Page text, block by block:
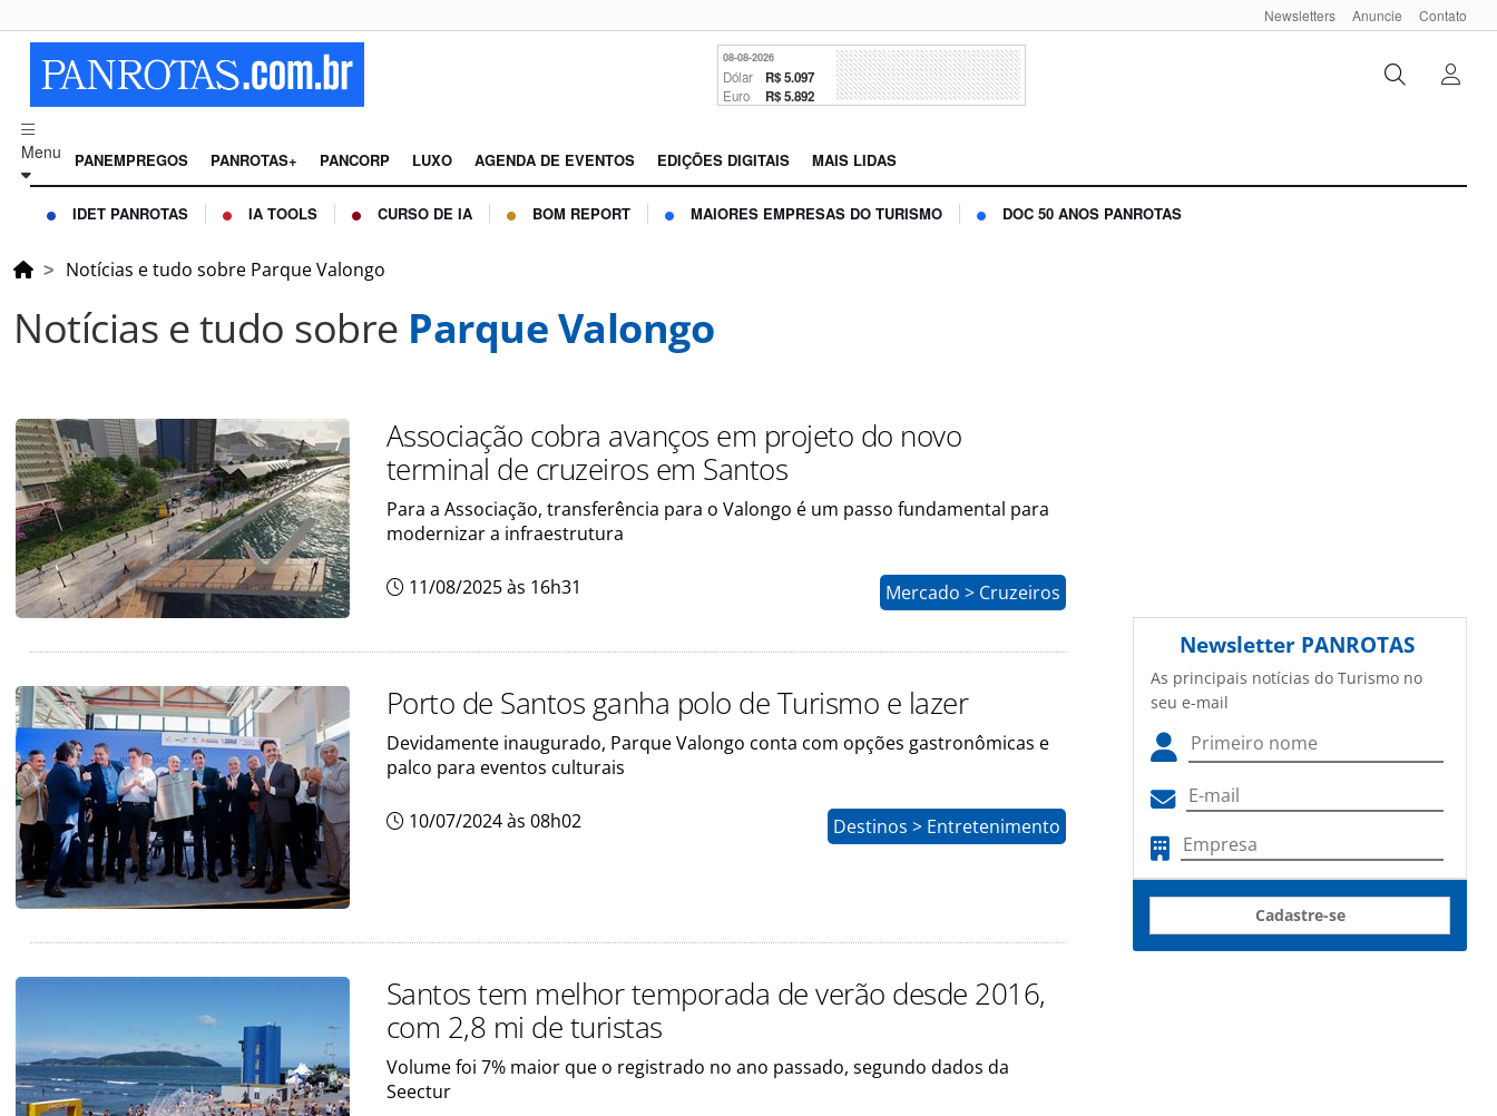
Newsletters Anuncie Contato
08-08-2026
Dólar R$ 5.097
Euro R$ 5.892
Menu PANEMPREGOS PANROTAS+ PANCORP LUXO AGENDA DE EVENTOS EDIÇÕES DIGITAIS MAIS LIDAS
IDET PANROTAS IA TOOLS CURSO DE IA BOM REPORT MAIORES EMPRESAS DO TURISMO DOC 50 ANOS PANROTAS
Notícias e tudo sobre Parque Valongo
Notícias e tudo sobre Parque Valongo
Associação cobra avanços em projeto do novo
terminal de cruzeiros em Santos
Para a Associação, transferência para o Valongo é um passo fundamental para
modernizar a infraestrutura
11/08/2025 às 16h31 Mercado > Cruzeiros
Porto de Santos ganha polo de Turismo e lazer
Devidamente inaugurado, Parque Valongo conta com opções gastronômicas e
palco para eventos culturais
10/07/2024 às 08h02 Destinos > Entretenimento
Santos tem melhor temporada de verão desde 2016,
com 2,8 mi de turistas
Volume foi 7% maior que o registrado no ano passado, segundo dados da
Seectur
Newsletter PANROTAS
As principais notícias do Turismo no
seu e-mail
Cadastre-se